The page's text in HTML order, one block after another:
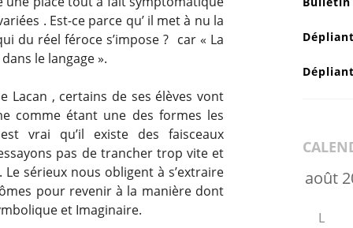
. Est-ce parce qu’ il met à nu la
du réel féroce s’impose ? car « La
le langage ».
Lacan , certains de ses élèves vont
comme étant une des formes les
vrai qu’il existe des faisceaux
pas de trancher trop vite et
sérieux nous obligent à s’extraire
pour revenir à la manière dont
et Imaginaire.
L